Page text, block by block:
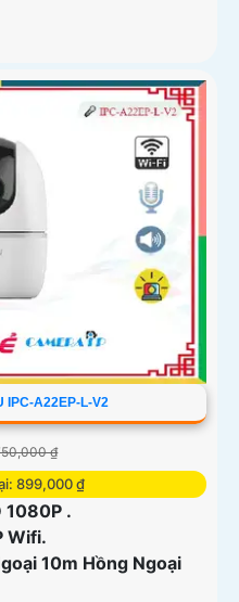
IPC-A22EP-L-V2
₫
899,000 ₫
1080P .
Wifi.
10m Hồng Ngoại